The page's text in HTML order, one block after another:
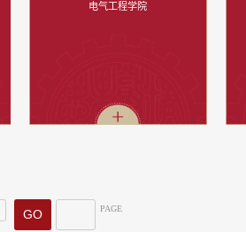
电气工程学院
PAGE